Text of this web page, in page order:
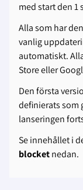
med start den 1
Alla som har
vanlig
automatiskt.
Store eller
Den första
definierats som
lanseringen
Se innehållet i
blocketnedan.